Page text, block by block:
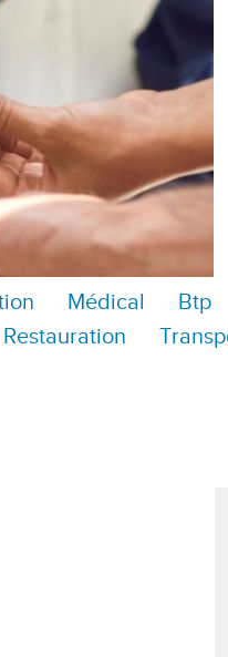
Médical Btp
Restauration